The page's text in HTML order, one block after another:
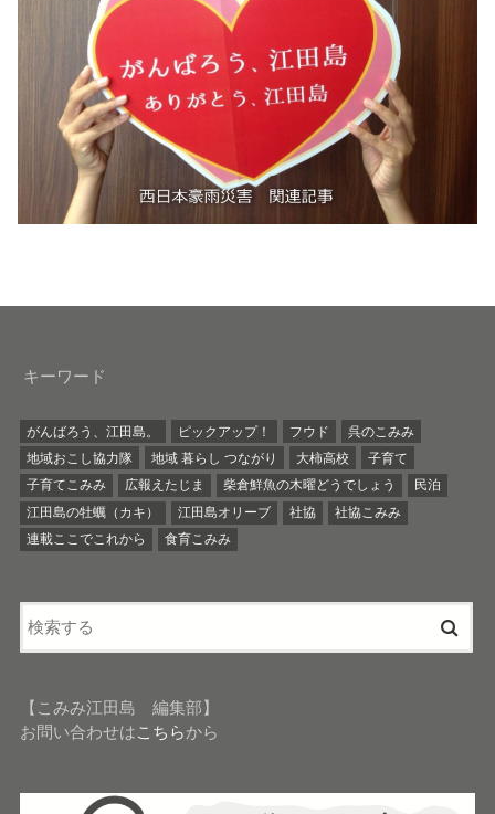
キーワード
がんばろう、江田島。 ピックアップ！ フウド
呉のこみみ
地域おこし協力隊
地域 暮らし つながり 大柿高校
子育て
子育てこみみ
広報えたじま 柴倉鮮魚の木曜どうでしょう
民泊
江田島の牡蠣（カキ）
江田島オリーブ 社協
社協こみみ
連載ここでこれから
食育こみみ
【こみみ江田島 編集部】
お問い合わせはこちらから